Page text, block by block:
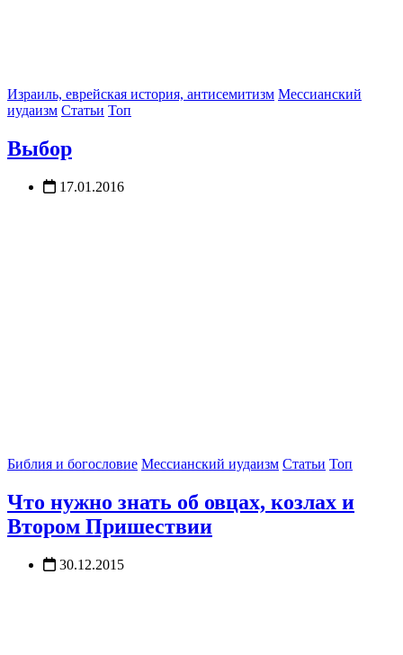
Израиль, еврейская история, антисемитизм Мессианский
иудаизм Статьи Топ
Выбор
17.01.2016
Библия и богословие Мессианский иудаизм Статьи Топ
Что нужно знать об овцах, козлах и
Втором Пришествии
30.12.2015